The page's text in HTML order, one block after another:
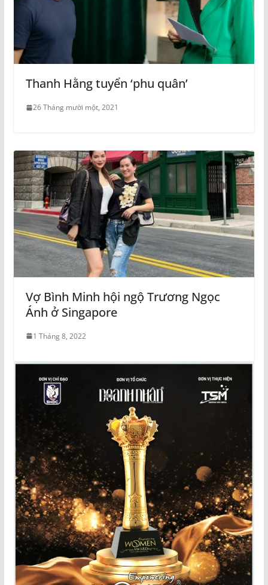
Thanh Hằng tuyển ‘phu quân’
26 Tháng mười một, 2021
Vợ Bình Minh hội ngộ Trương Ngọc
Ánh ở Singapore
1 Tháng 8, 2022